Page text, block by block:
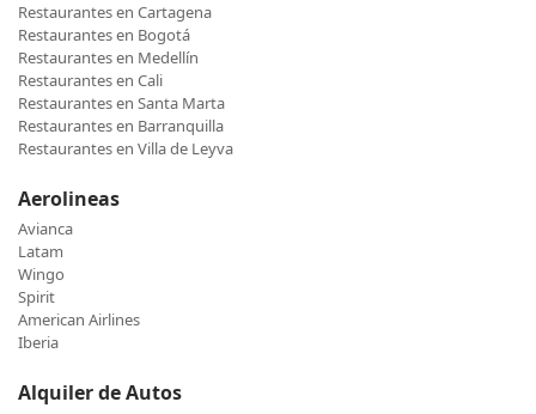
Restaurantes en Cartagena
Restaurantes en Bogotá
Restaurantes en Medellín
Restaurantes en Cali
Restaurantes en Santa Marta
Restaurantes en Barranquilla
Restaurantes en Villa de Leyva
Aerolineas
Avianca
Latam
Wingo
Spirit
American Airlines
Iberia
Alquiler de Autos